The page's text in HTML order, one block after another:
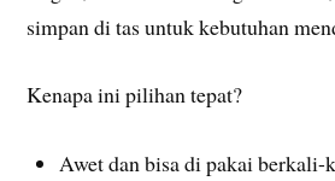
simpan di tas untuk kebutuhan
Kenapa ini pilihan tepat?
Awet dan bisa di pakai berkali-